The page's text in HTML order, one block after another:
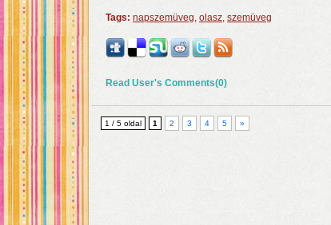
Tags: napszemüveg, olasz, szemüveg
Read User's Comments(0)
1 / 5 oldal 1 2 3 4 5 »